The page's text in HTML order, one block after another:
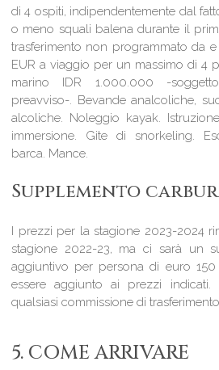
di 4 ospiti, indipendentemente dal
o meno squali balena durante il
trasferimento non programmato da
EUR a viaggio per un massimo di 4
marino IDR 1.000.000 -
preavviso-. Bevande analcoliche,
alcoliche. Noleggio kayak.
immersione. Gite di snorkeling.
barca. Mance.
Supplemento
I prezzi per la stagione 2023-2024
stagione 2022-23, ma ci sarà un
aggiuntivo per persona di euro
essere aggiunto ai prezzi
qualsiasi commissione di
5. COME ARRIVARE